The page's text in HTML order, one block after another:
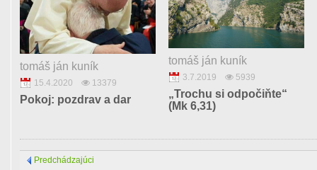
tomáš ján kuník
15.4.2020 13379
Pokoj: pozdrav a dar
tomáš ján kuník
3.7.2019 5939
„Trochu si odpočiňte“
(Mk 6,31)
Predchádzajúci